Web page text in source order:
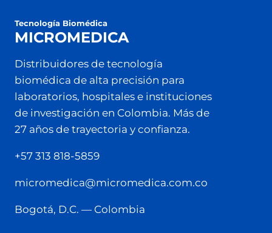
Tecnología Biomédica
MICROMEDICA
Distribuidores de tecnología
biomédica de alta precisión para
laboratorios, hospitales e instituciones
de investigación en Colombia. Más de
27 años de trayectoria y confianza.
+57 313 818-5859
micromedica@micromedica.com.co
Bogotá, D.C. — Colombia